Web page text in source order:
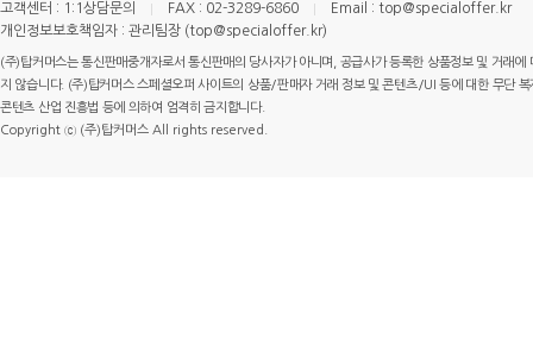
고객센터 : 1:1상담문의
FAX : 02-3289-6860
Email : top@specialoffer.kr
개인정보보호책임자 : 관리팀장 (top@specialoffer.kr)
(주)탑커머스는 통신판매중개자로서 통신판매의 당사자가 아니며, 공급사가 등록한 상품정보 및 거래
지 않습니다. (주)탑커머스 스페셜오퍼 사이트의 상품/판매자 거래 정보 및 콘텐츠/UI 등에 대한 무단
콘텐츠 산업 진흥법 등에 의하여 엄격히 금지합니다.
Copyright ⓒ (주)탑커머스 All rights reserved.